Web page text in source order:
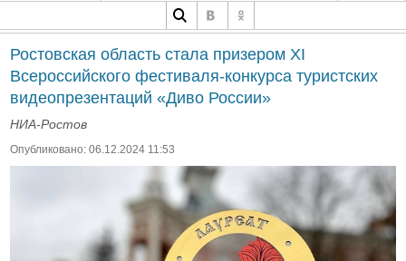
Ростовская область стала призером XI
Всероссийского фестиваля-конкурса туристских
видеопрезентаций «Диво России»
НИА-Ростов
Опубликовано: 06.12.2024 11:53